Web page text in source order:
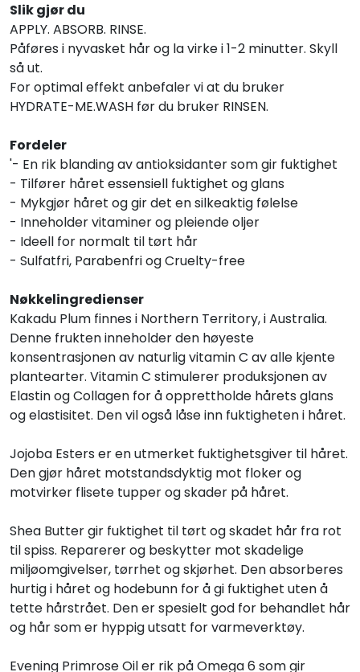
Slik gjør du
APPLY. ABSORB. RINSE.
Påføres i nyvasket hår og la virke i 1-2 minutter. Skyll
så ut.
For optimal effekt anbefaler vi at du bruker
HYDRATE-ME.WASH før du bruker RINSEN.
Fordeler
'- En rik blanding av antioksidanter som gir fuktighet
- Tilfører håret essensiell fuktighet og glans
- Mykgjør håret og gir det en silkeaktig følelse
- Inneholder vitaminer og pleiende oljer
- Ideell for normalt til tørt hår
- Sulfatfri, Parabenfri og Cruelty-free
Nøkkelingredienser
Kakadu Plum finnes i Northern Territory, i Australia.
Denne frukten inneholder den høyeste
konsentrasjonen av naturlig vitamin C av alle kjente
plantearter. Vitamin C stimulerer produksjonen av
Elastin og Collagen for å opprettholde hårets glans
og elastisitet. Den vil også låse inn fuktigheten i håret.
Jojoba Esters er en utmerket fuktighetsgiver til håret.
Den gjør håret motstandsdyktig mot floker og
motvirker flisete tupper og skader på håret.
Shea Butter gir fuktighet til tørt og skadet hår fra rot
til spiss. Reparerer og beskytter mot skadelige
miljøomgivelser, tørrhet og skjørhet. Den absorberes
hurtig i håret og hodebunn for å gi fuktighet uten å
tette hårstrået. Den er spesielt god for behandlet hår
og hår som er hyppig utsatt for varmeverktøy.
Evening Primrose Oil er rik på Omega 6 som gir